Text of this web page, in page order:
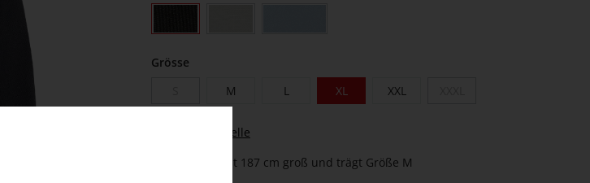
Grösse
M L XL XXL
zur Größentabelle
Unser Model ist 187 cm groß und trägt Größe M